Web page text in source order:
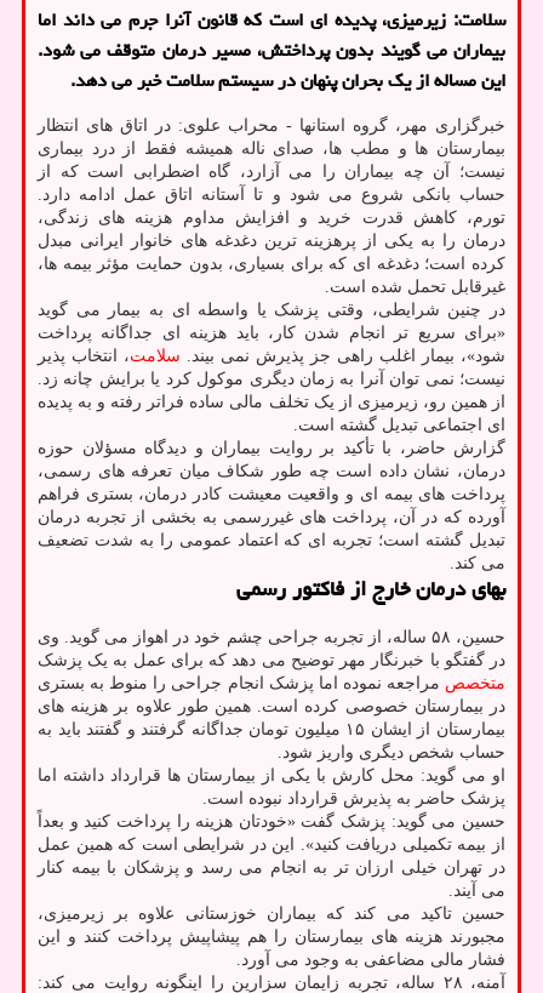
سلامت: زیرمیزی، پدیده ای است که قانون آنرا جرم می داند اما
بیماران می گویند بدون پرداختش، مسیر درمان متوقف می شود.
این مساله از یک بحران پنهان در سیستم سلامت خبر می دهد.
خبرگزاری مهر، گروه استانها - محراب علوی: در اتاق های انتظار
بیمارستان ها و مطب ها، صدای ناله همیشه فقط از درد بیماری
نیست؛ آن چه بیماران را می آزارد، گاه اضطرابی است که از
حساب بانکی شروع می شود و تا آستانه اتاق عمل ادامه دارد.
تورم، کاهش قدرت خرید و افزایش مداوم هزینه های زندگی،
درمان را به یکی از پرهزینه ترین دغدغه های خانوار ایرانی مبدل
کرده است؛ دغدغه ای که برای بسیاری، بدون حمایت مؤثر بیمه ها،
غیرقابل تحمل شده است.
در چنین شرایطی، وقتی پزشک یا واسطه ای به بیمار می گوید
«برای سریع تر انجام شدن کار، باید هزینه ای جداگانه پرداخت
شود»، بیمار اغلب راهی جز پذیرش نمی بیند. سلامت، انتخاب پذیر
نیست؛ نمی توان آنرا به زمان دیگری موکول کرد یا برایش چانه زد.
از همین رو، زیرمیزی از یک تخلف مالی ساده فراتر رفته و به پدیده
ای اجتماعی تبدیل گشته است.
گزارش حاضر، با تأکید بر روایت بیماران و دیدگاه مسؤلان حوزه
درمان، نشان داده است چه طور شکاف میان تعرفه های رسمی،
پرداخت های بیمه ای و واقعیت معیشت کادر درمان، بستری فراهم
آورده که در آن، پرداخت های غیررسمی به بخشی از تجربه درمان
تبدیل گشته است؛ تجربه ای که اعتماد عمومی را به شدت تضعیف
می کند.
بهای درمان خارج از فاکتور رسمی
حسین، ۵۸ ساله، از تجربه جراحی چشم خود در اهواز می گوید. وی
در گفتگو با خبرنگار مهر توضیح می دهد که برای عمل به یک پزشک
متخصص مراجعه نموده اما پزشک انجام جراحی را منوط به بستری
در بیمارستان خصوصی کرده است. همین طور علاوه بر هزینه های
بیمارستان از ایشان ۱۵ میلیون تومان جداگانه گرفتند و گفتند باید به
حساب شخص دیگری واریز شود.
او می گوید: محل کارش با یکی از بیمارستان ها قرارداد داشته اما
پزشک حاضر به پذیرش قرارداد نبوده است.
حسین می گوید: پزشک گفت «خودتان هزینه را پرداخت کنید و بعداً
از بیمه تکمیلی دریافت کنید». این در شرایطی است که همین عمل
در تهران خیلی ارزان تر به انجام می رسد و پزشکان با بیمه کنار
می آیند.
حسین تاکید می کند که بیماران خوزستانی علاوه بر زیرمیزی،
مجبورند هزینه های بیمارستان را هم پیشاپیش پرداخت کنند و این
فشار مالی مضاعفی به وجود می آورد.
آمنه، ۲۸ ساله، تجربه زایمان سزارین را اینگونه روایت می کند: